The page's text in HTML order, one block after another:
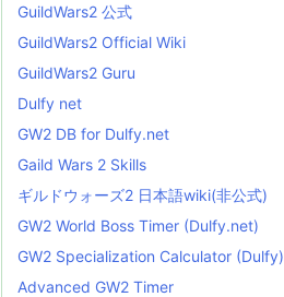
GuildWars2 公式
GuildWars2 Official Wiki
GuildWars2 Guru
Dulfy net
GW2 DB for Dulfy.net
Gaild Wars 2 Skills
ギルドウォーズ2 日本語wiki(非公式)
GW2 World Boss Timer (Dulfy.net)
GW2 Specialization Calculator (Dulfy)
Advanced GW2 Timer